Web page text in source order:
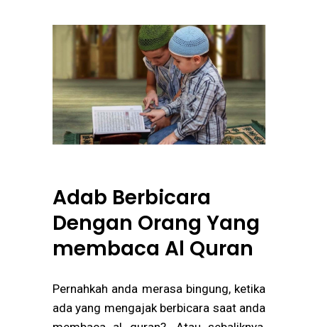
Adab Berbicara
Dengan Orang Yang
membaca Al Quran
Pernahkah anda merasa bingung, ketika
ada yang mengajak berbicara saat anda